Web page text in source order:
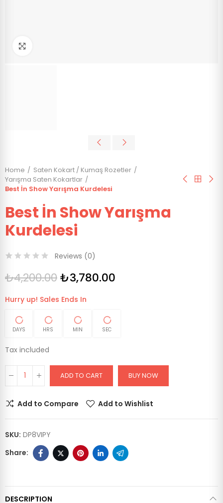
Home
Saten Kokart / Kumaş Rozetler
Yarışma Saten Kokartlar
Best İn Show Yarışma Kurdelesi
Best İn Show Yarışma
Kurdelesi
Reviews (0)
₺4,200.00₺3,780.00
Hurry up! Sales Ends In
DAYS HRS MIN SEC
Tax included
ADD TO CART BUY NOW
Add to Compare Add to Wishlist
SKU: DP8VIPY
DESCRIPTION